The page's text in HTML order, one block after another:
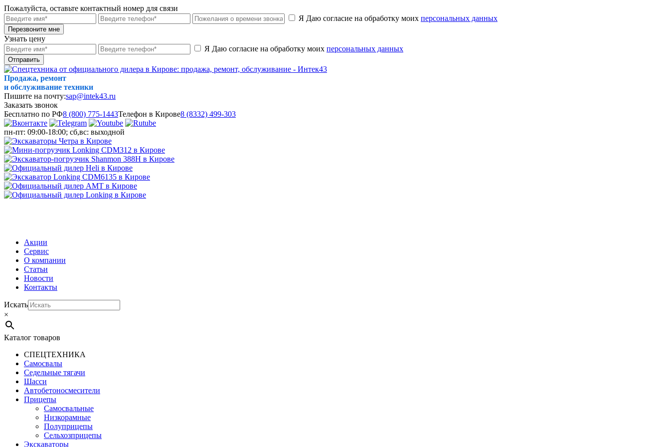
Пожалуйста, оставьте контактный номер для связи
Я Даю согласие на обработку моих персональных данных
Перезвоните мне
Узнать цену
Я Даю согласие на обработку моих персональных данных
Отправить
Продажа, ремонт
и обслуживание техники
Пишите на почту:sap@intek43.ru
Заказать звонок
Бесплатно по РФ8 (800) 775-1443Телефон в Кирове8 (8332) 499-303
пн-пт: 09:00-18:00; сб,вс: выходной
Акции
Сервис
О компании
Статьи
Новости
Контакты
Искать
×
Каталог товаров
СПЕЦТЕХНИКА
Самосвалы
Седельные тягачи
Шасси
Автобетоно­смесители
Прицепы
Самосвальные
Низкорамные
Полуприцепы
Сельхозприцепы
Экскаваторы